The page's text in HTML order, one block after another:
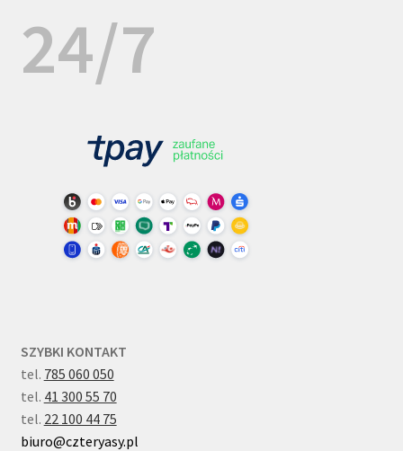
24/7
SZYBKI KONTAKT
tel. 785 060 050
tel. 41 300 55 70
tel. 22 100 44 75
biuro@czteryasy.pl